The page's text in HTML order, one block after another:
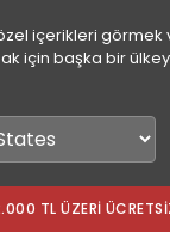
içerikleri görmek
için başka bir
SIPARIŞLER